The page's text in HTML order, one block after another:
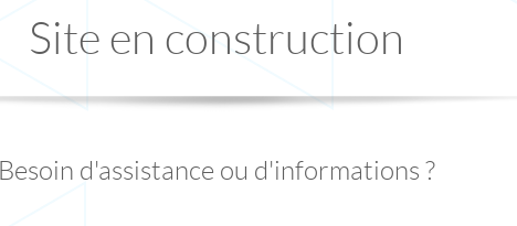
Site en construction
Besoin d'assistance ou d'informations ?